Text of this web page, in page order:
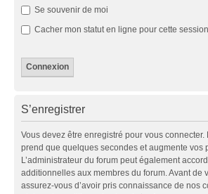
Se souvenir de moi
Cacher mon statut en ligne pour cette session
S’enregistrer
Vous devez être enregistré pour vous connecter.
prend que quelques secondes et augmente vos
L’administrateur du forum peut également
additionnelles aux membres du forum. Avant de
assurez-vous d’avoir pris connaissance de nos